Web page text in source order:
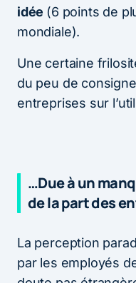
idée (6 points de
mondiale).
Une certaine
du peu de
entreprises sur
…Due à un
de la part des
La perception
par les employés